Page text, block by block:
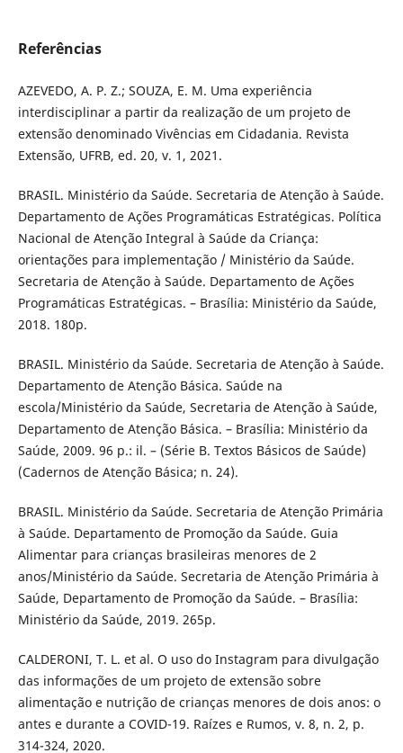
Referências
AZEVEDO, A. P. Z.; SOUZA, E. M. Uma experiência
interdisciplinar a partir da realização de um projeto de
extensão denominado Vivências em Cidadania. Revista
Extensão, UFRB, ed. 20, v. 1, 2021.
BRASIL. Ministério da Saúde. Secretaria de Atenção à Saúde.
Departamento de Ações Programáticas Estratégicas. Política
Nacional de Atenção Integral à Saúde da Criança:
orientações para implementação / Ministério da Saúde.
Secretaria de Atenção à Saúde. Departamento de Ações
Programáticas Estratégicas. – Brasília: Ministério da Saúde,
2018. 180p.
BRASIL. Ministério da Saúde. Secretaria de Atenção à Saúde.
Departamento de Atenção Básica. Saúde na
escola/Ministério da Saúde, Secretaria de Atenção à Saúde,
Departamento de Atenção Básica. – Brasília: Ministério da
Saúde, 2009. 96 p.: il. – (Série B. Textos Básicos de Saúde)
(Cadernos de Atenção Básica; n. 24).
BRASIL. Ministério da Saúde. Secretaria de Atenção Primária
à Saúde. Departamento de Promoção da Saúde. Guia
Alimentar para crianças brasileiras menores de 2
anos/Ministério da Saúde. Secretaria de Atenção Primária à
Saúde, Departamento de Promoção da Saúde. – Brasília:
Ministério da Saúde, 2019. 265p.
CALDERONI, T. L. et al. O uso do Instagram para divulgação
das informações de um projeto de extensão sobre
alimentação e nutrição de crianças menores de dois anos: o
antes e durante a COVID-19. Raízes e Rumos, v. 8, n. 2, p.
314-324, 2020.